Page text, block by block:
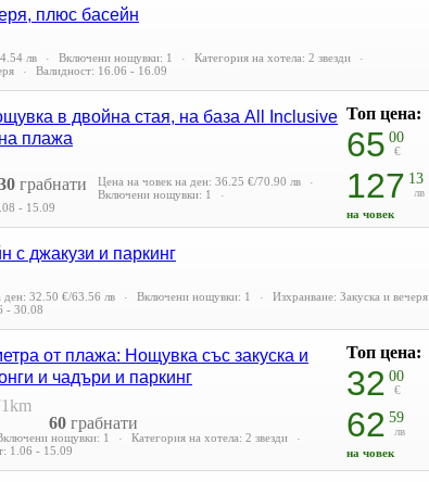
плюс басейн
лв Включени нощувки: 1
Категория на хотела: 2 звезди
Валидност: 16.06 - 16.09
Топ цена:
65 00
€
127 13
лв
на човек
в двойна стая, на база All Inclusive
плажа
грабнати Цена на човек на ден: 36.25 €/70.90 лв
Включени нощувки: 1
- 15.09
с джакузи и паркинг
ден: 32.50 €/63.56 лв Включени нощувки: 1
Изхранване: Закуска и вечеря
- 30.08
Топ цена:
32 00
€
62 59
лв
на човек
от плажа: Нощувка със закуска и
и чадъри и паркинг
60 грабнати
нощувки: 1
Категория на хотела: 2 звезди
1.06 - 15.09